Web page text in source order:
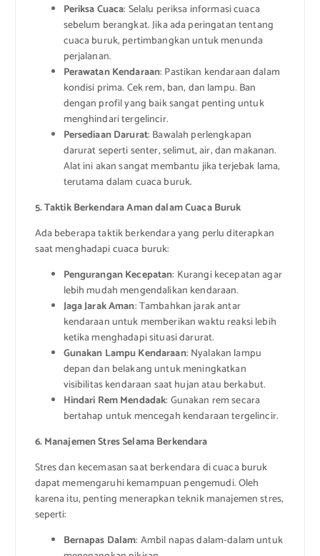
Periksa Cuaca: Selalu periksa informasi cuaca
sebelum berangkat. Jika ada peringatan tentang
cuaca buruk, pertimbangkan untuk menunda
perjalanan.
Perawatan Kendaraan: Pastikan kendaraan dalam
kondisi prima. Cek rem, ban, dan lampu. Ban
dengan profil yang baik sangat penting untuk
menghindari tergelincir.
Persediaan Darurat: Bawalah perlengkapan
darurat seperti senter, selimut, air, dan makanan.
Alat ini akan sangat membantu jika terjebak lama,
terutama dalam cuaca buruk.
5. Taktik Berkendara Aman dalam Cuaca Buruk
Ada beberapa taktik berkendara yang perlu diterapkan
saat menghadapi cuaca buruk:
Pengurangan Kecepatan: Kurangi kecepatan agar
lebih mudah mengendalikan kendaraan.
Jaga Jarak Aman: Tambahkan jarak antar
kendaraan untuk memberikan waktu reaksi lebih
ketika menghadapi situasi darurat.
Gunakan Lampu Kendaraan: Nyalakan lampu
depan dan belakang untuk meningkatkan
visibilitas kendaraan saat hujan atau berkabut.
Hindari Rem Mendadak: Gunakan rem secara
bertahap untuk mencegah kendaraan tergelincir.
6. Manajemen Stres Selama Berkendara
Stres dan kecemasan saat berkendara di cuaca buruk
dapat memengaruhi kemampuan pengemudi. Oleh
karena itu, penting menerapkan teknik manajemen stres,
seperti:
Bernapas Dalam: Ambil napas dalam-dalam untuk